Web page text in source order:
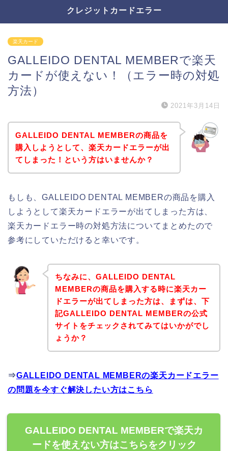
クレジットカードエラー
楽天カード
GALLEIDO DENTAL MEMBERで楽天
カードが使えない！（エラー時の対処
方法）
2021年3月14日
GALLEIDO DENTAL MEMBERの商品を
購入しようとして、楽天カードエラーが出
てしまった！という方はいませんか？
もしも、GALLEIDO DENTAL MEMBERの商品を購入
しようとして楽天カードエラーが出てしまった方は、
楽天カードエラー時の対処方法についてまとめたので
参考にしていただけると幸いです。
ちなみに、GALLEIDO DENTAL
MEMBERの商品を購入する時に楽天カー
ドエラーが出てしまった方は、まずは、下
記GALLEIDO DENTAL MEMBERの公式
サイトをチェックされてみてはいかがでし
ょうか？
⇒GALLEIDO DENTAL MEMBERの楽天カードエラー
の問題を今すぐ解決したい方はこちら
GALLEIDO DENTAL MEMBERで楽天カ
ードを使えない方はこちらをクリック